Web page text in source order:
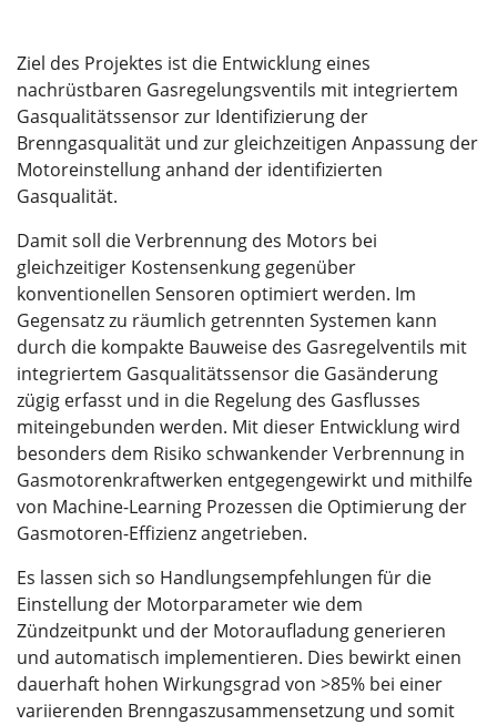
Ziel des Projektes ist die Entwicklung eines
nachrüstbaren Gasregelungsventils mit integriertem
Gasqualitätssensor zur Identifizierung der
Brenngasqualität und zur gleichzeitigen Anpassung der
Motoreinstellung anhand der identifizierten
Gasqualität.
Damit soll die Verbrennung des Motors bei
gleichzeitiger Kostensenkung gegenüber
konventionellen Sensoren optimiert werden. Im
Gegensatz zu räumlich getrennten Systemen kann
durch die kompakte Bauweise des Gasregelventils mit
integriertem Gasqualitätssensor die Gasänderung
zügig erfasst und in die Regelung des Gasflusses
miteingebunden werden. Mit dieser Entwicklung wird
besonders dem Risiko schwankender Verbrennung in
Gasmotorenkraftwerken entgegengewirkt und mithilfe
von Machine-Learning Prozessen die Optimierung der
Gasmotoren-Effizienz angetrieben.
Es lassen sich so Handlungsempfehlungen für die
Einstellung der Motorparameter wie dem
Zündzeitpunkt und der Motoraufladung generieren
und automatisch implementieren. Dies bewirkt einen
dauerhaft hohen Wirkungsgrad von >85% bei einer
variierenden Brenngaszusammensetzung und somit